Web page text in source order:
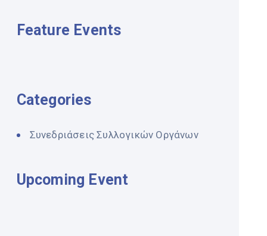
Feature Events
Categories
Συνεδριάσεις Συλλογικών Οργάνων
Upcoming Event